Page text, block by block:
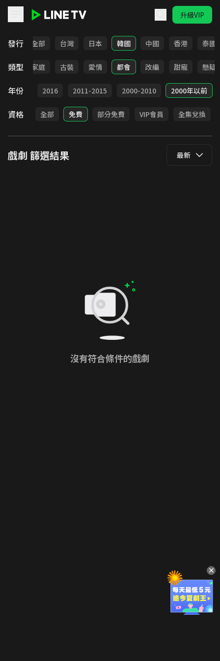
升級VIP
發行 全部 台灣 日本 韓國 中國 香港 泰國
類型
校園 家庭 古裝 愛情 都會 改編 甜寵 懸疑
年份
2017 2016 2011-2015 2000-2010 2000年以前
資格 全部 免費 部分免費 VIP會員 全集兌換
戲劇 篩選結果 最新
沒有符合條件的戲劇